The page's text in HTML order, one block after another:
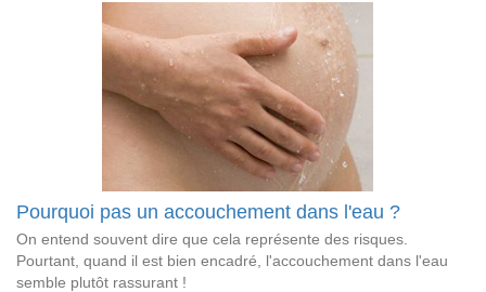
Pourquoi pas un accouchement dans l'eau ?
On entend souvent dire que cela représente des risques.
Pourtant, quand il est bien encadré, l'accouchement dans l'eau
semble plutôt rassurant !